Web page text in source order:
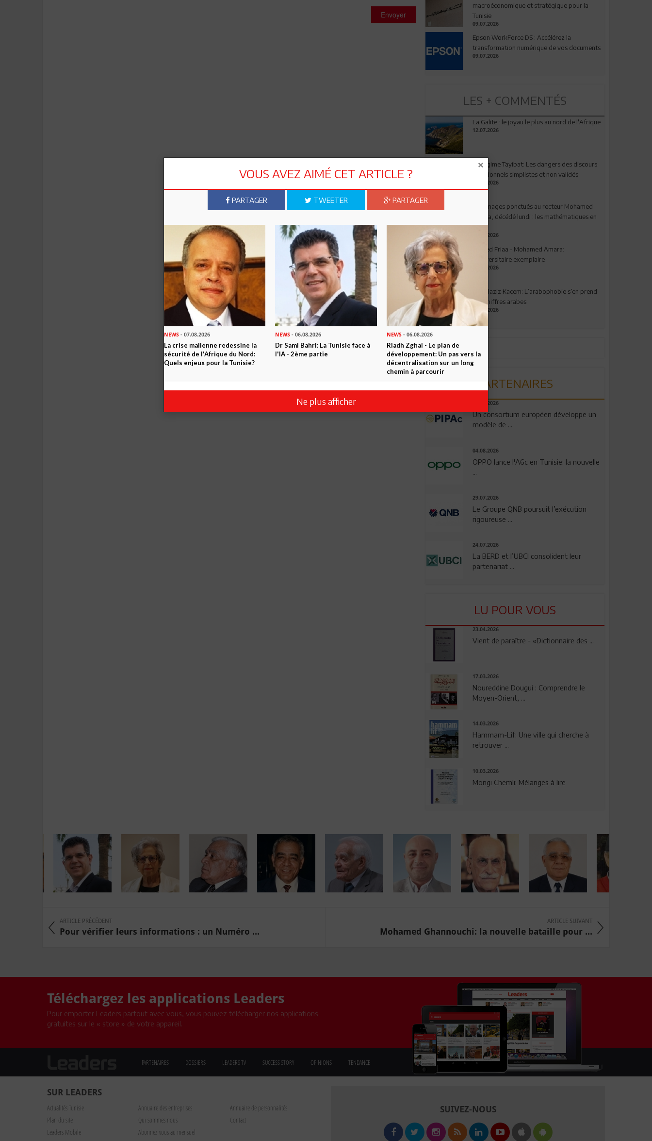
Envoyer
macroéconomique et stratégique pour la
Tunisie
09.07.2026
Epson WorkForce DS : Accélérez la
transformation numérique de vos documents
09.07.2026
LES + COMMENTÉS
La Galite : le joyau le plus au nord de l'Afrique
12.07.2026
Le régime Tayibat: Les dangers des discours
nutritionnels simplistes et non validés
09.07.2026
Hommages ponctués au recteur Mohamed
Amara, décédé lundi : les mathématiques en
deuil
03.08.2026
Ahmed Friaa - Mohamed Amara:
l’Universitaire exemplaire
04.08.2026
Abdelaziz Kacem: L’arabophobie s’en prend
aux chiffres arabes
09.07.2026
PARTENAIRES
06.08.2026
Un consortium européen développe un
modèle de ...
04.08.2026
OPPO lance l'A6c en Tunisie: la nouvelle
...
29.07.2026
Le Groupe QNB poursuit l’exécution
rigoureuse ...
24.07.2026
La BERD et l’UBCI consolident leur
partenariat ...
LU POUR VOUS
23.04.2026
Vient de paraître - «Dictionnaire des ...
17.03.2026
Noureddine Dougui : Comprendre le
Moyen-Orient, ...
14.03.2026
Hammam-Lif: Une ville qui cherche à
retrouver ...
10.03.2026
Mongi Chemli: Mélanges à lire
ARTICLE PRÉCÉDENT
Pour vérifier leurs informations : un Numéro ...
ARTICLE SUIVANT
Mohamed Ghannouchi: la nouvelle bataille pour ...
Téléchargez les applications Leaders
Pour emporter Leaders partout avec vous, vous pouvez télécharger nos applications
gratuites sur le « store » de votre appareil.
PARTENAIRES DOSSIERS LEADERS TV SUCCESS STORY OPINIONS TENDANCE
SUR LEADERS
Actualités Tunisie Annuaire des entreprises
Annuaire de personnalités
Plan du site
Qui sommes nous
Contact
Leaders Mobile
Abonnez-vous au mensuel
SUIVEZ-NOUS
VOUS AVEZ AIMÉ CET ARTICLE ?
PARTAGER TWEETER PARTAGER
NEWS - 07.08.2026
La crise malienne redessine la
sécurité de l'Afrique du Nord:
Quels enjeux pour la Tunisie?
NEWS - 06.08.2026
Dr Sami Bahri: La Tunisie face à
l'IA - 2ème partie
NEWS- 06.08.2026
Riadh Zghal - Le plan de
développement: Un pas vers la
décentralisation sur un long
chemin à parcourir
Ne plus afficher